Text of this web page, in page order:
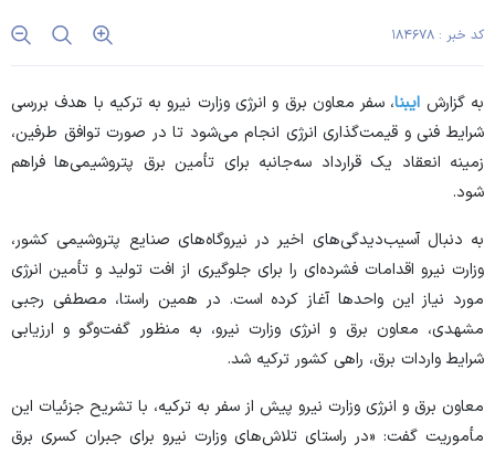
کد خبر : ۱۸۴۶۷۸
به گزارش ایبنا، سفر معاون برق و انرژی وزارت نیرو به ترکیه با هدف بررسی
شرایط فنی و قیمت‌گذاری انرژی انجام می‌شود تا در صورت توافق طرفین،
زمینه انعقاد یک قرارداد سه‌جانبه برای تأمین برق پتروشیمی‌ها فراهم
شود.
به دنبال آسیب‌دیدگی‌های اخیر در نیروگاه‌های صنایع پتروشیمی کشور،
وزارت نیرو اقدامات فشرده‌ای را برای جلوگیری از افت تولید و تأمین انرژی
مورد نیاز این واحد‌ها آغاز کرده است. در همین راستا، مصطفی رجبی
مشهدی، معاون برق و انرژی وزارت نیرو، به منظور گفت‌و‌گو و ارزیابی
شرایط واردات برق، راهی کشور ترکیه شد.
معاون برق و انرژی وزارت نیرو پیش از سفر به ترکیه، با تشریح جزئیات این
مأموریت گفت: «در راستای تلاش‌های وزارت نیرو برای جبران کسری برق